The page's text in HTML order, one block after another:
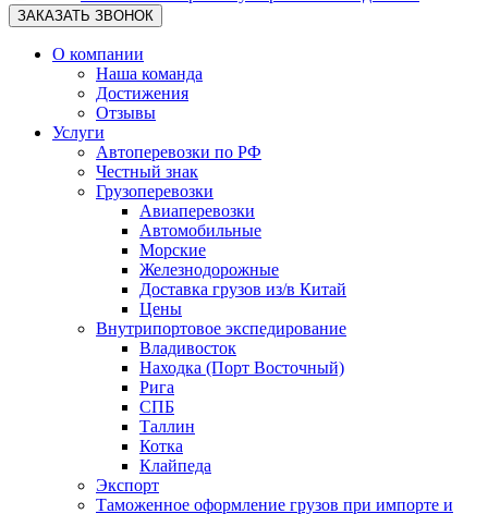
О компании
Наша команда
Достижения
Отзывы
Услуги
Автоперевозки по РФ
Честный знак
Грузоперевозки
Авиаперевозки
Автомобильные
Морские
Железнодорожные
Доставка грузов из/в Китай
Цены
Внутрипортовое экспедирование
Владивосток
Находка (Порт Восточный)
Рига
СПБ
Таллин
Котка
Клайпеда
Экспорт
Таможенное оформление грузов при импорте и